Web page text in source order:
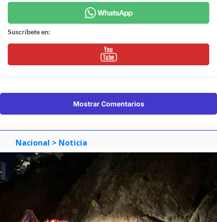
Suscríbete en:
Mostrar Comentarios
Nacional > Noticia